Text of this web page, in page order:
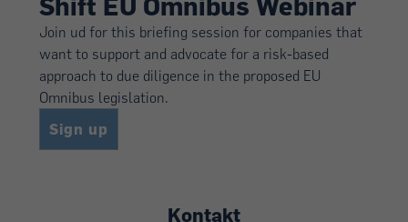
Join ud for this briefing session for companies that
want to support and advocate for a risk-based
approach to due diligence in the proposed EU
Omnibus legislation.
Sign up
Kontakt